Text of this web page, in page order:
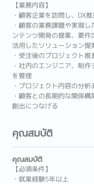
【業務内容】
・顧客企業を訪問し、DX
・顧客の業務課題や実現
ンテンツ開発の提案、要
活用したソリューション提
・受注後のプロジェクト
・社内のエンジニア、制
を管理
・プロジェクト内容の分
・顧客との長期的な関係
創出につなげる
คุณสมบัติ
คุณสมบัติ
【必須条件】
・就業経験5年以上